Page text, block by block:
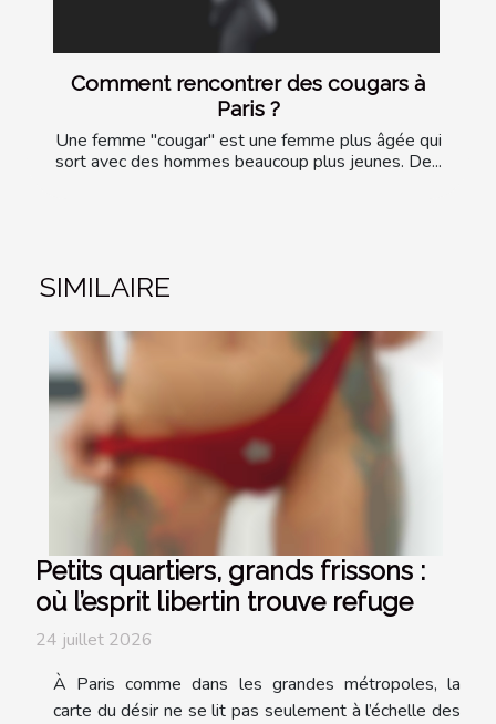
Comment rencontrer des cougars à
Paris ?
Une femme "cougar" est une femme plus âgée qui
sort avec des hommes beaucoup plus jeunes. De...
SIMILAIRE
Petits quartiers, grands frissons :
où l’esprit libertin trouve refuge
24 juillet 2026
À Paris comme dans les grandes métropoles, la
carte du désir ne se lit pas seulement à l’échelle des